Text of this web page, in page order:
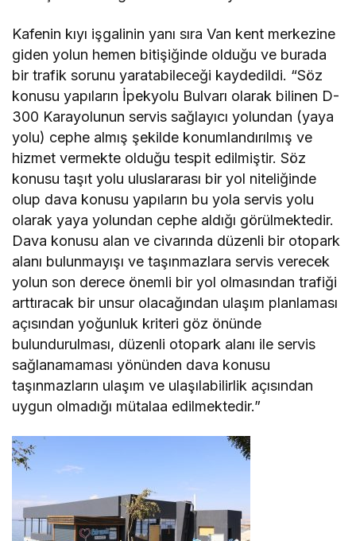
Kafenin kıyı işgalinin yanı sıra Van kent merkezine
giden yolun hemen bitişiğinde olduğu ve burada
bir trafik sorunu yaratabileceği kaydedildi. “Söz
konusu yapıların İpekyolu Bulvarı olarak bilinen D-
300 Karayolunun servis sağlayıcı yolundan (yaya
yolu) cephe almış şekilde konumlandırılmış ve
hizmet vermekte olduğu tespit edilmiştir. Söz
konusu taşıt yolu uluslararası bir yol niteliğinde
olup dava konusu yapıların bu yola servis yolu
olarak yaya yolundan cephe aldığı görülmektedir.
Dava konusu alan ve civarında düzenli bir otopark
alanı bulunmayışı ve taşınmazlara servis verecek
yolun son derece önemli bir yol olmasından trafiği
arttıracak bir unsur olacağından ulaşım planlaması
açısından yoğunluk kriteri göz önünde
bulundurulması, düzenli otopark alanı ile servis
sağlanamaması yönünden dava konusu
taşınmazların ulaşım ve ulaşılabilirlik açısından
uygun olmadığı mütalaa edilmektedir.”